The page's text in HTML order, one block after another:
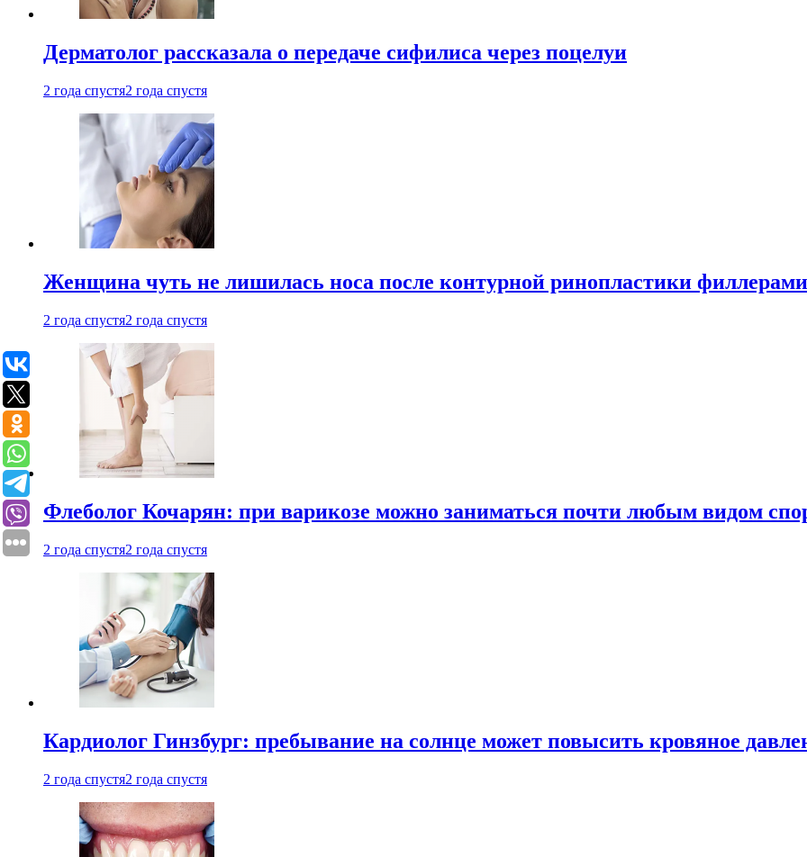
Дерматолог рассказала о передаче сифилиса через поцелуи
2 года спустя2 года спустя
Женщина чуть не лишилась носа после контурной ринопластики филлерами
2 года спустя2 года спустя
Флеболог Кочарян: при варикозе можно заниматься почти любым видом
2 года спустя2 года спустя
Кардиолог Гинзбург: пребывание на солнце может повысить кровяное
2 года спустя2 года спустя